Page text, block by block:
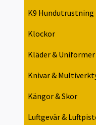
K9 Hundutrustning
Klockor
Kläder & Uniformer
Knivar &
Kängor & Skor
Luftgevär &